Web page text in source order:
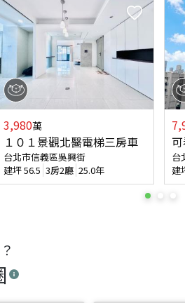
3,980萬
１０１景觀北醫電梯三房車
台北市信義區吳興街
建坪56.5 3房2廳 25.0年
台
建